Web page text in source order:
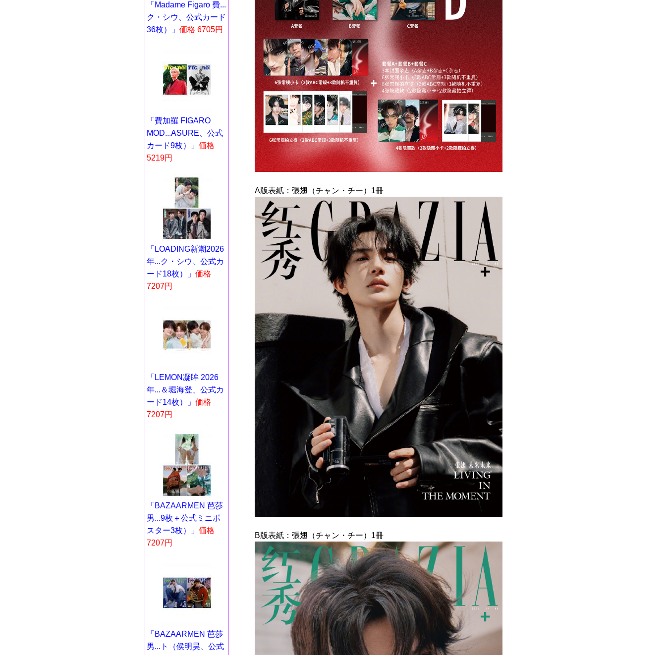
「Madame Figaro 費...
ク・シウ、公式カード
36枚）」 価格 6705円
「費加羅 FIGARO
MOD...ASURE、公式
カード9枚）」 価格
5219円
「LOADING新潮2026
年...ク・シウ、公式カ
ード18枚）」 価格
7207円
「LEMON凝眸 2026
年...＆堀海登、公式カ
ード14枚）」 価格
7207円
「BAZAARMEN 芭莎
男...9枚＋公式ミニポ
スター3枚）」 価格
7207円
「BAZAARMEN 芭莎
男...ト（侯明昊、公式
A版表紙：張翅（チャン・チー）1冊
B版表紙：張翅（チャン・チー）1冊